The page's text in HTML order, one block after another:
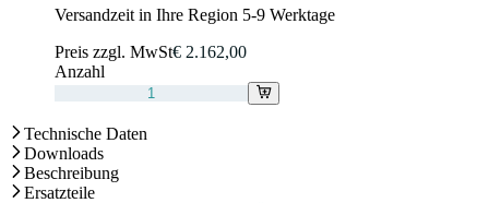
Versandzeit in Ihre Region 5-9 Werktage
Preis zzgl. MwSt€ 2.162,00
Anzahl
Technische Daten
Downloads
Beschreibung
Ersatzteile